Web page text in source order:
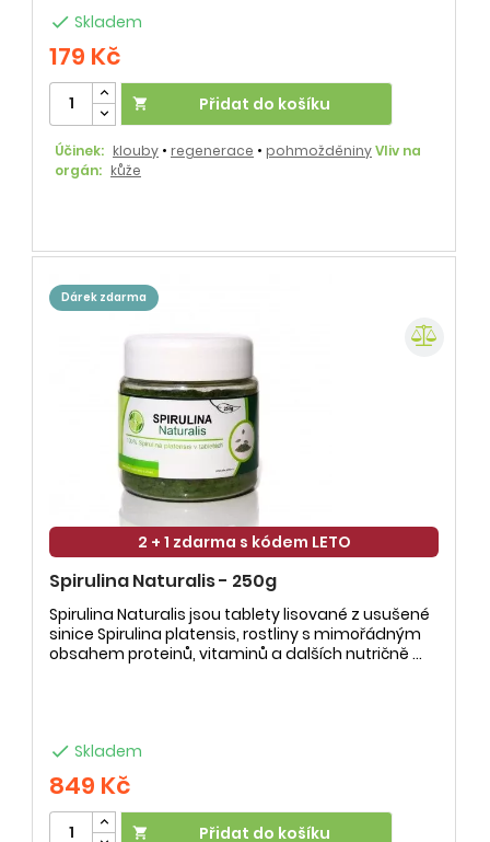
 Skladem
179 Kč
 Přidat do košíku
Účinek: klouby • regenerace • pohmožděninyVliv na
orgán: kůže
dárek zdarma
2 + 1 zdarma s kódem LETO
Spirulina Naturalis - 250g
Spirulina Naturalis jsou tablety lisované z usušené
sinice Spirulina platensis, rostliny s mimořádným
obsahem proteinů, vitaminů a dalších nutričně ...
 Skladem
849 Kč
 Přidat do košíku